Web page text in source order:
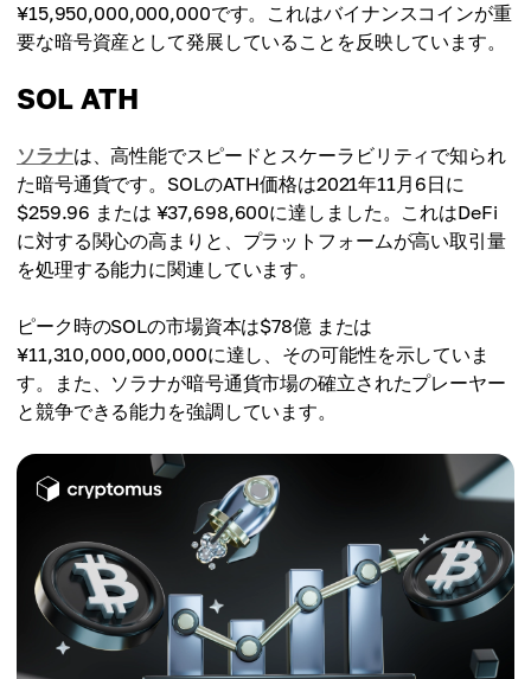
¥15,950,000,000,000です。これはバイナンスコインが重
要な暗号資産として発展していることを反映しています。
SOL ATH
ソラナは、高性能でスピードとスケーラビリティで知られ
た暗号通貨です。SOLのATH価格は2021年11月6日に
$259.96 または ¥37,698,600に達しました。これはDeFi
に対する関心の高まりと、プラットフォームが高い取引量
を処理する能力に関連しています。
ピーク時のSOLの市場資本は$78億 または
¥11,310,000,000,000に達し、その可能性を示していま
す。また、ソラナが暗号通貨市場の確立されたプレーヤー
と競争できる能力を強調しています。